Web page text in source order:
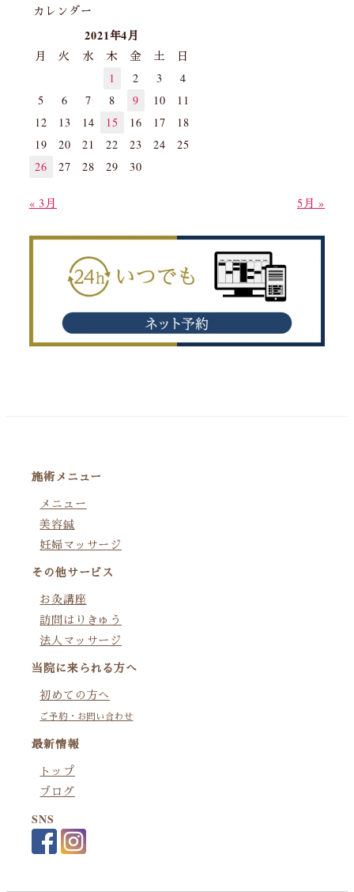
カレンダー
2021年4月
月 火 水 木 金 土
日
1
2 3
4
5
6 7 8 9 10
11
12
13 14 15 16 17
18
19
20 21 22 23 24
25
26
27 28 29 30
« 3月 5月 »
施術メニュー
メニュー
美容鍼
妊婦マッサージ
その他サービス
お灸講座
訪問はりきゅう
法人マッサージ
当院に来られる方へ
初めての方へ
ご予約・お問い合わせ
最新情報
トップ
ブログ
SNS